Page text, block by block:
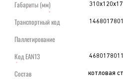
Габариты (мм)
Транспортный код
Паллетирование
Код EAN13
Состав котловая